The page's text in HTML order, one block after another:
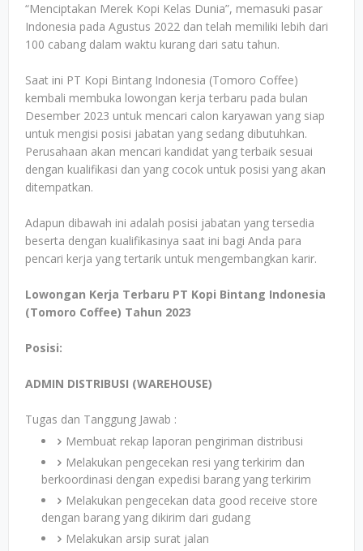
“Menciptakan Merek Kopi Kelas Dunia”, memasuki pasar
Indonesia pada Agustus 2022 dan telah memiliki lebih dari
100 cabang dalam waktu kurang dari satu tahun.
Saat ini PT Kopi Bintang Indonesia (Tomoro Coffee)
kembali membuka lowongan kerja terbaru pada bulan
Desember 2023 untuk mencari calon karyawan yang siap
untuk mengisi posisi jabatan yang sedang dibutuhkan.
Perusahaan akan mencari kandidat yang terbaik sesuai
dengan kualifikasi dan yang cocok untuk posisi yang akan
ditempatkan.
Adapun dibawah ini adalah posisi jabatan yang tersedia
beserta dengan kualifikasinya saat ini bagi Anda para
pencari kerja yang tertarik untuk mengembangkan karir.
Lowongan Kerja Terbaru PT Kopi Bintang Indonesia
(Tomoro Coffee) Tahun 2023
Posisi:
ADMIN DISTRIBUSI (WAREHOUSE)
Tugas dan Tanggung Jawab :
Membuat rekap laporan pengiriman distribusi
Melakukan pengecekan resi yang terkirim dan
berkoordinasi dengan expedisi barang yang terkirim
Melakukan pengecekan data good receive store
dengan barang yang dikirim dari gudang
Melakukan arsip surat jalan